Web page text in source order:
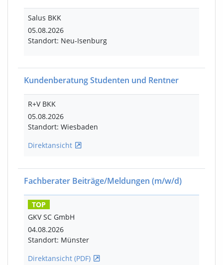
Salus BKK
05.08.2026
Standort: Neu-Isenburg
Kundenberatung Studenten und Rentner
R+V BKK
05.08.2026
Standort: Wiesbaden
Direktansicht
Fachberater Beiträge/Meldungen (m/w/d)
TOP
GKV SC GmbH
04.08.2026
Standort: Münster
Direktansicht (PDF)